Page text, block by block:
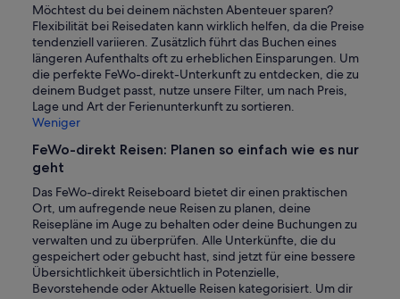
Möchtest du bei deinem nächsten Abenteuer sparen?
Flexibilität bei Reisedaten kann wirklich helfen, da die Preise
tendenziell variieren. Zusätzlich führt das Buchen eines
längeren Aufenthalts oft zu erheblichen Einsparungen. Um
die perfekte FeWo-direkt-Unterkunft zu entdecken, die zu
deinem Budget passt, nutze unsere Filter, um nach Preis,
Lage und Art der Ferienunterkunft zu sortieren.
Weniger
FeWo-direkt Reisen: Planen so einfach wie es nur
geht
Das FeWo-direkt Reiseboard bietet dir einen praktischen
Ort, um aufregende neue Reisen zu planen, deine
Reisepläne im Auge zu behalten oder deine Buchungen zu
verwalten und zu überprüfen. Alle Unterkünfte, die du
gespeichert oder gebucht hast, sind jetzt für eine bessere
Übersichtlichkeit übersichtlich in Potenzielle,
Bevorstehende oder Aktuelle Reisen kategorisiert. Um dir